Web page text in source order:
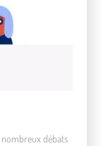
nombreux débats